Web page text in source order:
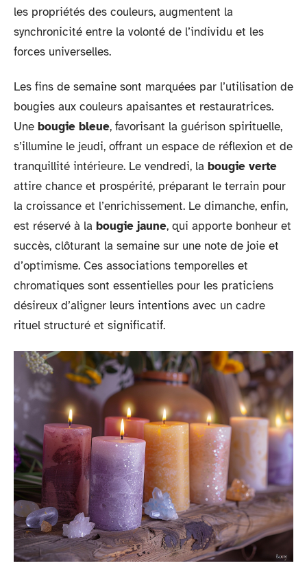
les propriétés des couleurs, augmentent la
synchronicité entre la volonté de l’individu et les
forces universelles.
Les fins de semaine sont marquées par l’utilisation de
bougies aux couleurs apaisantes et restauratrices.
Une bougie bleue, favorisant la guérison spirituelle,
s’illumine le jeudi, offrant un espace de réflexion et de
tranquillité intérieure. Le vendredi, la bougie verte
attire chance et prospérité, préparant le terrain pour
la croissance et l’enrichissement. Le dimanche, enfin,
est réservé à la bougie jaune, qui apporte bonheur et
succès, clôturant la semaine sur une note de joie et
d’optimisme. Ces associations temporelles et
chromatiques sont essentielles pour les praticiens
désireux d’aligner leurs intentions avec un cadre
rituel structuré et significatif.